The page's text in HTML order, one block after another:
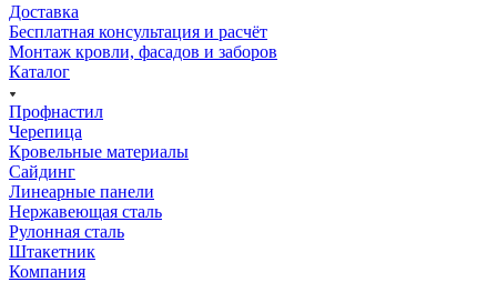
Доставка
Бесплатная консультация и расчёт
Монтаж кровли, фасадов и заборов
Каталог
Профнастил
Черепица
Кровельные материалы
Сайдинг
Линеарные панели
Нержавеющая сталь
Рулонная сталь
Штакетник
Компания